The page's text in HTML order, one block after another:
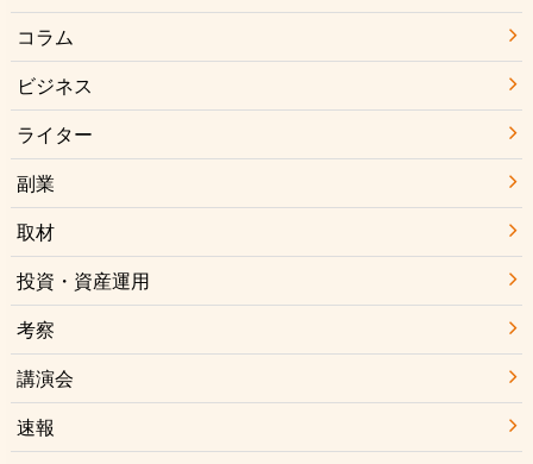
コラム
ビジネス
ライター
副業
取材
投資・資産運用
考察
講演会
速報